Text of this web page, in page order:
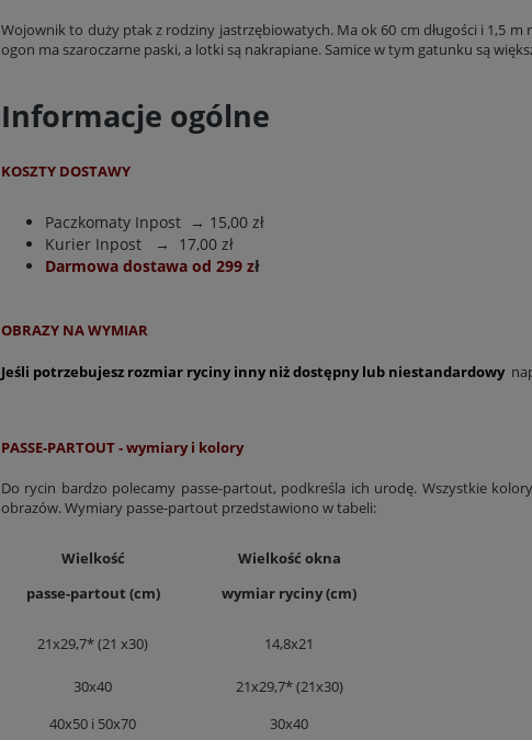
296,40 zł
Do koszyka
Wojownik to duży ptak z rodziny jastrzębiowatych. Ma ok 60 cm długości i 1,5 m
ogon ma szaroczarne paski, a lotki są nakrapiane. Samice w tym gatunku są
Informacje ogólne
KOSZTY DOSTAWY
Paczkomaty Inpost → 15,00 zł
Kurier Inpost → 17,00 zł
Darmowa dostawa od 299 zł
OBRAZY NA WYMIAR
Jeśli potrzebujesz rozmiar ryciny inny niż dostępny lub niestandardowy
PASSE-PARTOUT - wymiary i kolory
Do rycin bardzo polecamy passe-partout, podkreśla ich urodę. Wszystkie
obrazów. Wymiary passe-partout przedstawiono w tabeli:
Wielkość
passe-partout (cm)
Wielkość okna
wymiar ryciny (cm)
21x29,7* (21 x30) 14,8x21
30x40
21x29,7* (21x30)
40x50 i 50x70
30x40